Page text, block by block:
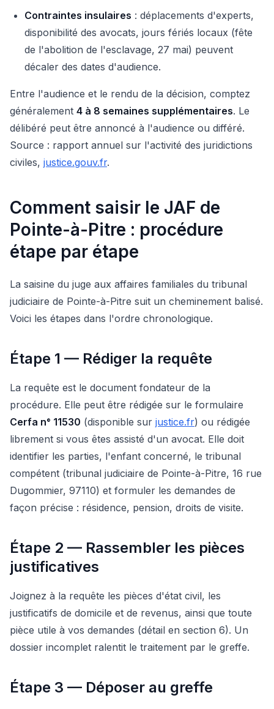
Contraintes insulaires : déplacements d'experts,
disponibilité des avocats, jours fériés locaux (fête
de l'abolition de l'esclavage, 27 mai) peuvent
décaler des dates d'audience.
Entre l'audience et le rendu de la décision, comptez
généralement 4 à 8 semaines supplémentaires. Le
délibéré peut être annoncé à l'audience ou différé.
Source : rapport annuel sur l'activité des juridictions
civiles, justice.gouv.fr.
Comment saisir le JAF de
Pointe-à-Pitre : procédure
étape par étape
La saisine du juge aux affaires familiales du tribunal
judiciaire de Pointe-à-Pitre suit un cheminement balisé.
Voici les étapes dans l'ordre chronologique.
Étape 1 — Rédiger la requête
La requête est le document fondateur de la
procédure. Elle peut être rédigée sur le formulaire
Cerfa n° 11530 (disponible sur justice.fr) ou rédigée
librement si vous êtes assisté d'un avocat. Elle doit
identifier les parties, l'enfant concerné, le tribunal
compétent (tribunal judiciaire de Pointe-à-Pitre, 16 rue
Dugommier, 97110) et formuler les demandes de
façon précise : résidence, pension, droits de visite.
Étape 2 — Rassembler les pièces
justificatives
Joignez à la requête les pièces d'état civil, les
justificatifs de domicile et de revenus, ainsi que toute
pièce utile à vos demandes (détail en section 6). Un
dossier incomplet ralentit le traitement par le greffe.
Étape 3 — Déposer au greffe